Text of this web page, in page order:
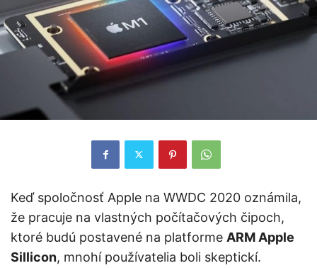
Keď spoločnosť Apple na WWDC 2020 oznámila,
že pracuje na vlastných počítačových čipoch,
ktoré budú postavené na platforme ARM Apple
Sillicon, mnohí používatelia boli skeptickí.